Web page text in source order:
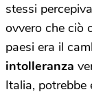
stessi
ovvero che ciò
paesi era il
intolleranza
Italia, potrebbe